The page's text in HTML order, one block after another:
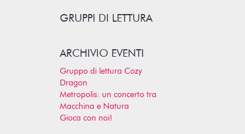
GRUPPI DI LETTURA
ARCHIVIO EVENTI
Gruppo di lettura Cozy
Dragon
Metropolis: un concerto tra
Macchina e Natura
Gioca con noi!